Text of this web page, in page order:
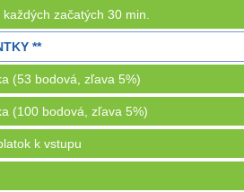
začatých 30 min.
**
(53 bodová, zľava 5%)
(100 bodová, zľava 5%)
k vstupu